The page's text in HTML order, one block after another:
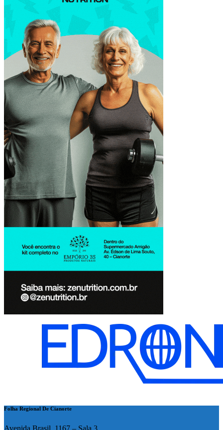
Folha Regional De Cianorte
Avenida Brasil, 1167 – Sala 3